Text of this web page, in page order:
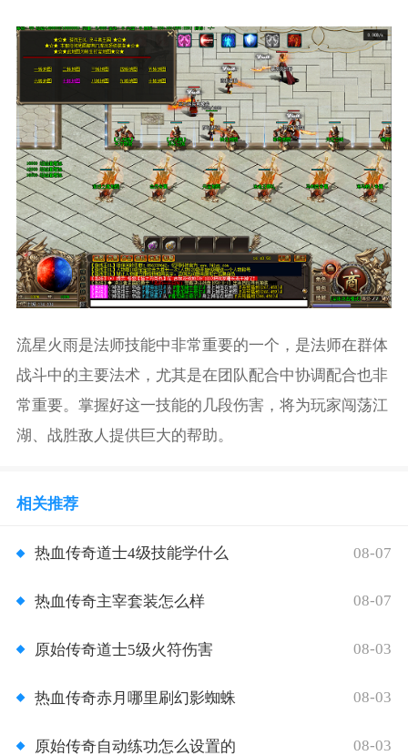
流星火雨是法师技能中非常重要的一个，是法师在群体
战斗中的主要法术，尤其是在团队配合中协调配合也非
常重要。掌握好这一技能的几段伤害，将为玩家闯荡江
湖、战胜敌人提供巨大的帮助。
相关推荐
热血传奇道士4级技能学什么 08-07
热血传奇主宰套装怎么样 08-07
原始传奇道士5级火符伤害 08-03
热血传奇赤月哪里刷幻影蜘蛛 08-03
原始传奇自动练功怎么设置的 08-03